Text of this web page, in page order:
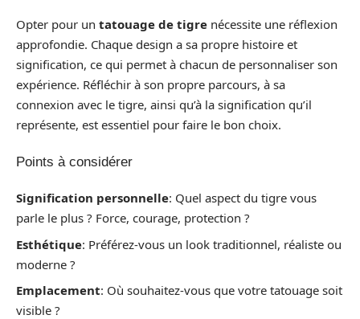
Opter pour un tatouage de tigre nécessite une réflexion
approfondie. Chaque design a sa propre histoire et
signification, ce qui permet à chacun de personnaliser son
expérience. Réfléchir à son propre parcours, à sa
connexion avec le tigre, ainsi qu’à la signification qu’il
représente, est essentiel pour faire le bon choix.
Points à considérer
Signification personnelle: Quel aspect du tigre vous
parle le plus ? Force, courage, protection ?
Esthétique: Préférez-vous un look traditionnel, réaliste ou
moderne ?
Emplacement: Où souhaitez-vous que votre tatouage soit
visible ?